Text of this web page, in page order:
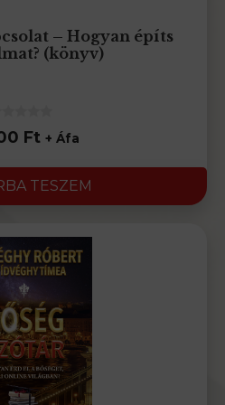
– Hogyan építs
(könyv)
Ft + Áfa
TESZEM